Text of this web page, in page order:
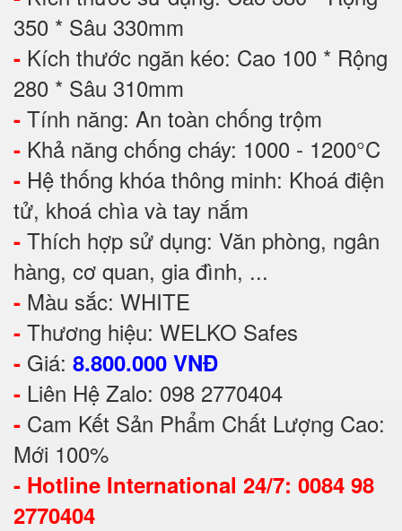
350 * Sâu 330mm
- Kích thước ngăn kéo: Cao 100 * Rộng
280 * Sâu 310mm
- Tính năng: An toàn chống trộm
- Khả năng chống cháy: 1000 - 1200°C
- Hệ thống khóa thông minh: Khoá điện
tử, khoá chìa và tay nắm
- Thích hợp sử dụng: Văn phòng, ngân
hàng, cơ quan, gia đình, ...
- Màu sắc: WHITE
- Thương hiệu: WELKO Safes
- Giá: 8.800.000 VNĐ
- Liên Hệ Zalo: 098 2770404
- Cam Kết Sản Phẩm Chất Lượng Cao:
Mới 100%
- Hotline International 24/7: 0084 98
2770404